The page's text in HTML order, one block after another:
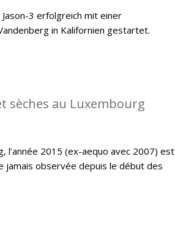
3 erfolgreich mit einer
in Kalifornien gestartet.
sèches au Luxembourg
l’année 2015 (ex-aequo avec 2007) est
jamais observée depuis le début des